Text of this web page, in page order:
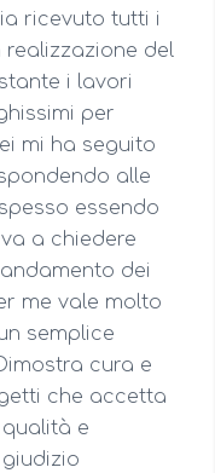
ricevuto tutti i
del
i lavori
per
mi ha seguito
alle
essendo
a chiedere
dei
me vale molto
semplice
cura e
che accetta
e